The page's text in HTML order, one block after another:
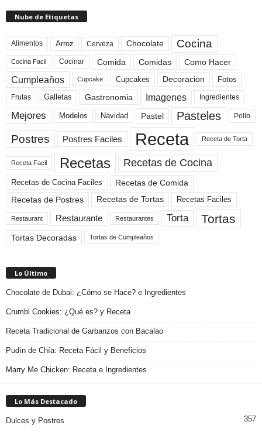
Nube de Etiquetas
Alimentos Arroz Cerveza Chocolate Cocina
Cocina Facil Cocinar Comida Comidas Como Hacer
Cumpleaños Cupcake Cupcakes Decoracion Fotos
Frutas Galletas Gastronomia Imagenes Ingredientes
Mejores Modelos Navidad Pastel Pasteles Pollo
Postres Postres Faciles Receta Receta de Torta
Receta Facil Recetas Recetas de Cocina
Recetas de Cocina Faciles
Recetas de Comida
Recetas de Postres
Recetas de Tortas Recetas Faciles
Restaurant Restaurante Restaurantes Torta Tortas
Tortas Decoradas Tortas de Cumpleaños
Lo Último
Chocolate de Dubai: ¿Cómo se Hace? e Ingredientes
Crumbl Cookies: ¿Qué es? y Receta
Receta Tradicional de Garbanzos con Bacalao
Pudín de Chía: Receta Fácil y Beneficios
Marry Me Chicken: Receta e Ingredientes
Lo Más Destacado
Dulces y Postres 357